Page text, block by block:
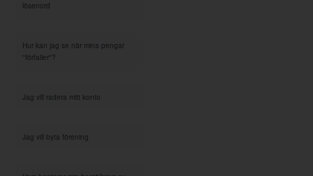
lösenord
Hur kan jag se när mina pengar
"förfaller"?
Jag vill radera mitt konto
Jag vill byta förening